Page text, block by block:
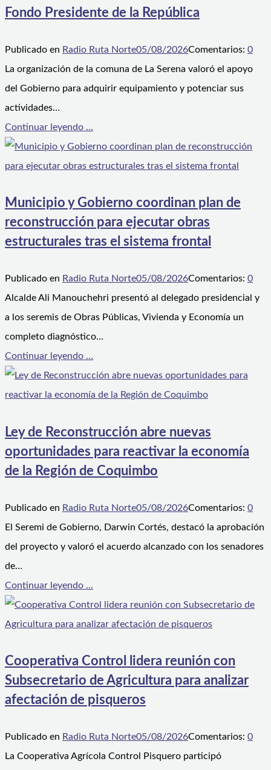
Fondo Presidente de la República
Publicado en Radio Ruta Norte05/08/2026Comentarios: 0
La organización de la comuna de La Serena valoró el apoyo
del Gobierno para adquirir equipamiento y potenciar sus
actividades…
Continuar leyendo ...
Municipio y Gobierno coordinan plan de
reconstrucción para ejecutar obras
estructurales tras el sistema frontal
Publicado en Radio Ruta Norte05/08/2026Comentarios: 0
Alcalde Ali Manouchehri presentó al delegado presidencial y
a los seremis de Obras Públicas, Vivienda y Economía un
completo diagnóstico…
Continuar leyendo ...
Ley de Reconstrucción abre nuevas
oportunidades para reactivar la economía
de la Región de Coquimbo
Publicado en Radio Ruta Norte05/08/2026Comentarios: 0
El Seremi de Gobierno, Darwin Cortés, destacó la aprobación
del proyecto y valoró el acuerdo alcanzado con los senadores
de…
Continuar leyendo ...
Cooperativa Control lidera reunión con
Subsecretario de Agricultura para analizar
afectación de pisqueros
Publicado en Radio Ruta Norte05/08/2026Comentarios: 0
La Cooperativa Agrícola Control Pisquero participó